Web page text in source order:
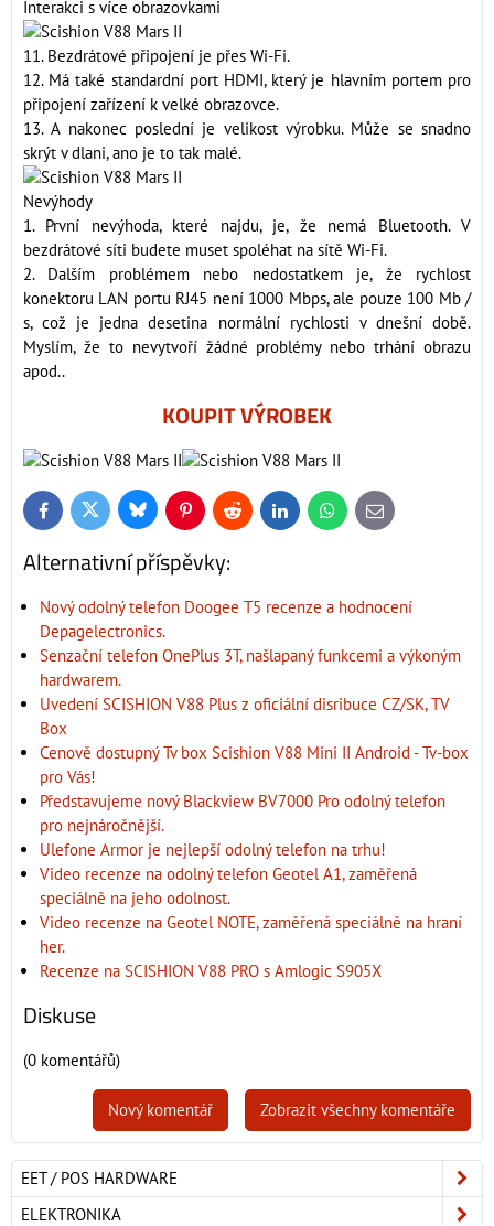
Interakci s více obrazovkami
11. Bezdrátové připojení je přes Wi-Fi.
12. Má také standardní port HDMI, který je hlavním portem pro
připojení zařízení k velké obrazovce.
13. A nakonec poslední je velikost výrobku. Může se snadno
skrýt v dlani, ano je to tak malé.
Nevýhody
1. První nevýhoda, které najdu, je, že nemá Bluetooth. V
bezdrátové síti budete muset spoléhat na sítě Wi-Fi.
2. Dalším problémem nebo nedostatkem je, že rychlost
konektoru LAN portu RJ45 není 1000 Mbps, ale pouze 100 Mb /
s, což je jedna desetina normální rychlosti v dnešní době.
Myslím, že to nevytvoří žádné problémy nebo trhání obrazu
apod..
KOUPIT VÝROBEK
FacebookTwitter BlueskyPinterestReddit LinkedInWhatsApp
E-
mail
Alternativní příspěvky:
Nový odolný telefon Doogee T5 recenze a hodnocení
Depagelectronics.
Senzační telefon OnePlus 3T, našlapaný funkcemi a výkoným
hardwarem.
Uvedení SCISHION V88 Plus z oficiální disribuce CZ/SK, TV
Box
Cenově dostupný Tv box Scishion V88 Mini II Android - Tv-box
pro Vás!
Představujeme nový Blackview BV7000 Pro odolný telefon
pro nejnáročnější.
Ulefone Armor je nejlepší odolný telefon na trhu!
Video recenze na odolný telefon Geotel A1, zaměřená
speciálně na jeho odolnost.
Video recenze na Geotel NOTE, zaměřená speciálně na hraní
her.
Recenze na SCISHION V88 PRO s Amlogic S905X
Diskuse
(0 komentářů)
Zobrazit všechny komentáře
Nový komentář
EET / POS HARDWARE
ELEKTRONIKA